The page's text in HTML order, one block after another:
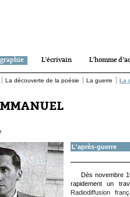
L’écrivain L’homme
La découverte de la poésie La guerre La
L'après-guerre
Dès novembre
rapidement un
Radiodiffusion